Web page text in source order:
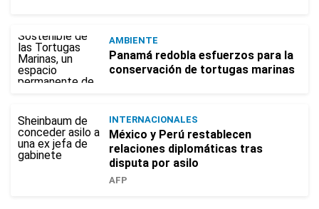
AMBIENTE
Panamá redobla esfuerzos para la
conservación de tortugas marinas
INTERNACIONALES
México y Perú restablecen
relaciones diplomáticas tras
disputa por asilo
AFP